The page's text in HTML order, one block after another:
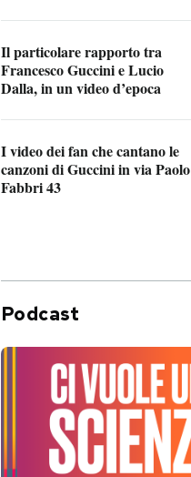
Il particolare rapporto tra
Francesco Guccini e Lucio
Dalla, in un video d’epoca
I video dei fan che cantano le
canzoni di Guccini in via Paolo
Fabbri 43
Podcast